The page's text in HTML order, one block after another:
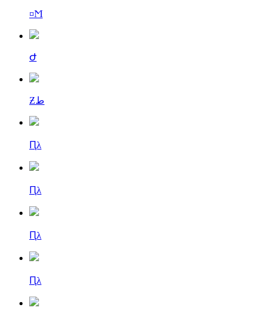
¤Ϻ
Ժ
Ƶط
Ԥλ
Ԥλ
Ԥλ
Ԥλ